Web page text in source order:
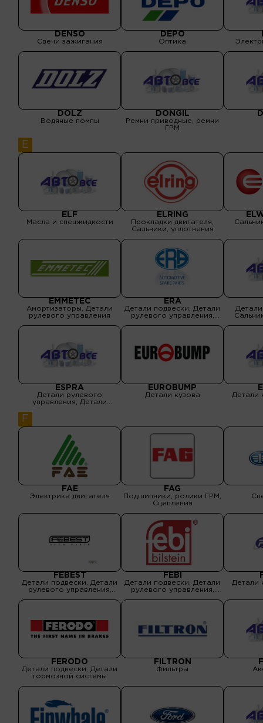
DENSO
Свечи зажигания
DEPO
Оптика
DOLZ
Водяные помпы
DONGIL
Ремни приводные, ремни
ГРМ
E
ELF
Масла и спецжидкости
ELRING
Прокладки двигателя,
Сальники, уплотнения
EMMETEC
Амортизаторы, Детали
рулевого управления
ERA
Детали подвески, Детали
рулевого управления,
системы, Свечи зажигания,
ESPRA
Детали рулевого
управления, Детали
EUROBUMP
Детали кузова Детали
F
FAE
Электрика двигателя
FAG
Подшипники, ролики ГРМ,
Сцепления
FEBEST
Детали подвески, Детали
рулевого управления,
FEBI
Детали подвески, Детали
рулевого управления,
Детали
FERODO
Детали подвески, Детали
тормозной системы
FILTRON
Фильтры